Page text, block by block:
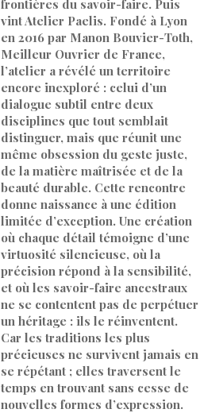
frontières du savoir-faire. Puis
vint Atelier Paelis. Fondé à Lyon
en 2016 par Manon Bouvier-Toth,
Meilleur Ouvrier de France,
l’atelier a révélé un territoire
encore inexploré : celui d’un
dialogue subtil entre deux
disciplines que tout semblait
distinguer, mais que réunit une
même obsession du geste juste,
de la matière maîtrisée et de la
beauté durable. Cette rencontre
donne naissance à une édition
limitée d’exception. Une création
où chaque détail témoigne d’une
virtuosité silencieuse, où la
précision répond à la sensibilité,
et où les savoir-faire ancestraux
ne se contentent pas de perpétuer
un héritage : ils le réinventent.
Car les traditions les plus
précieuses ne survivent jamais en
se répétant ; elles traversent le
temps en trouvant sans cesse de
nouvelles formes d’expression.